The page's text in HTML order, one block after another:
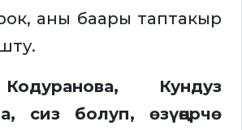
аны баары таптакыр
Кундуз
сиз болуп, өзүңөрчө